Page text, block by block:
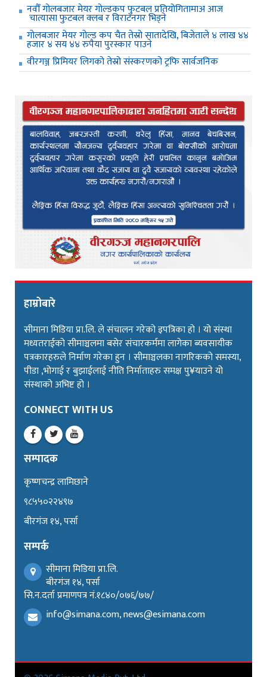
नवौँ गोलबजार मेयर गोल्डकप फुटबल प्रतियोगितामाअ आज
चात्यासा फुटबल क्लब र विराटनगर भिड्ने
गोलबजार मेयर गोल्ड कप चैत तेस्रो सातादेखि, बिजेताले ४ लाख ४४
हजार ४ सय ४४ रुपैया पुरस्कार पाउने
वीरगञ्ज प्रिमियर लिगको तेस्रो संस्करणको ट्रफि सार्वजनिक
हाम्रोबारे
सीमाना मिडिया प्रा.लि. ले संचालन गरेको इपत्रिका हो । यो संस्था
मध्यतराईको सीमाञ्चलमा बसेर संचारकर्ममा लागेका ब्यवसायीक
पत्रकारहरुले निर्माण गरेका हुन । सीमाञ्चलका नागरिकको समस्या,
पीडा ,भोगाई र बुझाईलाई नीति निर्माताहरु समक्ष पु¥याउने यो
संस्थाको अभिष्ट हो ।
CONNECT WITH US
सम्पादक
कृष्णचन्द्र लामिछाने
९८५५०२२४९७
बीरगंज १४, पर्सा
सम्पर्क
सीमाना मिडिया प्रा.लि.
बीरगंज १४, पर्सा
सि.न.दर्ता प्रमाणपत्र नं.१८४०/०७६/७७/
info@simana.com, news@esimana.com